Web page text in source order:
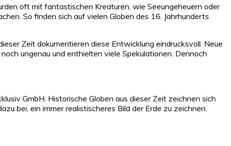
oft mit fantastischen Kreaturen, wie Seeungeheuern oder
So finden sich auf vielen Globen des 16. Jahrhunderts
Zeit dokumentieren diese Entwicklung eindrucksvoll. Neue
ungenau und enthielten viele Spekulationen. Dennoch
GmbH. Historische Globen aus dieser Zeit zeichnen sich
bei, ein immer realistischeres Bild der Erde zu zeichnen.